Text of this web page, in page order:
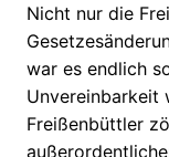
Nicht nur die
war es endlich
Unvereinbarkeit
Freißenbüttler